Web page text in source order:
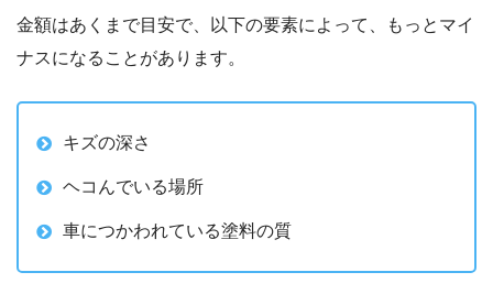
金額はあくまで目安で、以下の要素によって、もっとマイ
ナスになることがあります。
キズの深さ
ヘコんでいる場所
車につかわれている塗料の質